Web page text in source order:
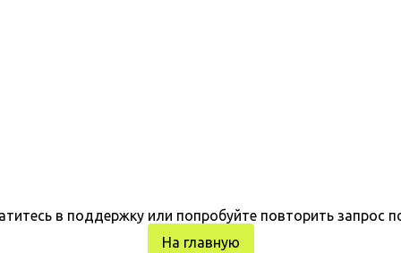
в поддержку или попробуйте повторить запрос
На главную